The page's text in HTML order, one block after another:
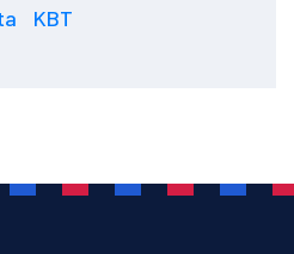
KBT